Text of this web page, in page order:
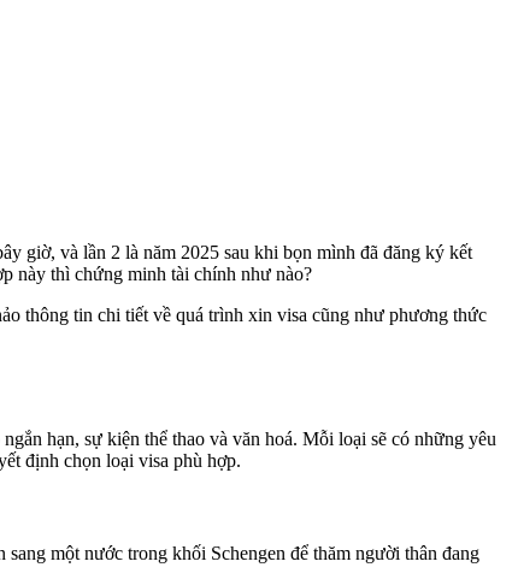
giờ, và lần 2 là năm 2025 sau khi bọn mình đã đăng ký kết
này thì chứng minh tài chính như nào?
thông tin chi tiết về quá trình xin visa cũng như phương thức
hạn, sự kiện thể thao và văn hoá. Mỗi loại sẽ có những yêu
định chọn loại visa phù hợp.
một nước trong khối Schengen để thăm người thân đang